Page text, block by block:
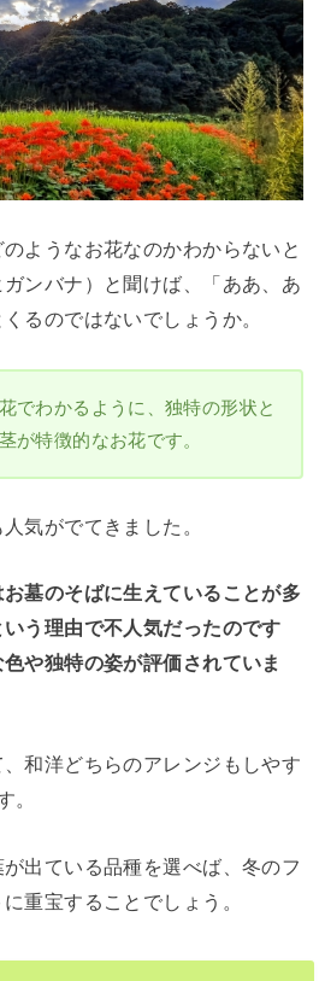
ようなお花なのかわからないと
ンバナ）と聞けば、「ああ、あ
るのではないでしょうか。
でわかるように、独特の形状と
が特徴的なお花です。
気がでてきました。
墓のそばに生えていることが多
う理由で不人気だったのです
や独特の姿が評価されていま
和洋どちらのアレンジもしやす
。
出ている品種を選べば、冬のフ
重宝することでしょう。